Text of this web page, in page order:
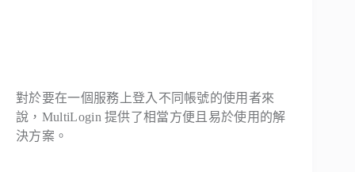
對於要在一個服務上登入不同帳號的使用者來
說，MultiLogin 提供了相當方便且易於使用的解
決方案。